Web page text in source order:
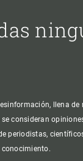
llena
consideran
periodistas,